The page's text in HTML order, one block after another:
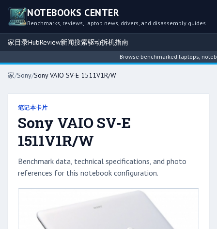
NOTEBOOKS CENTER
Benchmarks, reviews, laptop news, drivers, and disassembly guides
家目录HubReview新闻搜索驱动拆机指南
Browse benchmarked laptops,
家/Sony/Sony VAIO SV-E 1511V1R/W
笔记本卡片
Sony VAIO SV-E
1511V1R/W
Benchmark data, technical specifications, and photo
references for this notebook configuration.